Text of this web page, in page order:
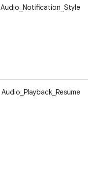
Audio_Notification_Style
Audio_Playback_Resume